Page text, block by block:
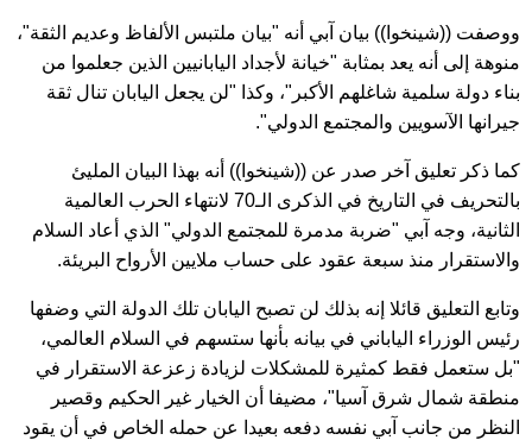
ووصفت ((شينخوا)) بيان آبي أنه "بيان ملتبس الألفاظ وعديم الثقة"،
منوهة إلى أنه يعد بمثابة "خيانة لأجداد اليابانيين الذين جعلموا من
بناء دولة سلمية شاغلهم الأكبر"، وكذا "لن يجعل اليابان تنال ثقة
جيرانها الآسويين والمجتمع الدولي".
كما ذكر تعليق آخر صدر عن ((شينخوا)) أنه بهذا البيان المليئ
بالتحريف في التاريخ في الذكرى الـ70 لانتهاء الحرب العالمية
الثانية، وجه آبي "ضربة مدمرة للمجتمع الدولي" الذي أعاد السلام
والاستقرار منذ سبعة عقود على حساب ملايين الأرواح البريئة.
وتابع التعليق قائلا إنه بذلك لن تصبح اليابان تلك الدولة التي وضفها
رئيس الوزراء الياباني في بيانه بأنها ستسهم في السلام العالمي،
"بل ستعمل فقط كمثيرة للمشكلات لزيادة زعزعة الاستقرار في
منطقة شمال شرق آسيا"، مضيفا أن الخيار غير الحكيم وقصير
النظر من جانب آبي نفسه دفعه بعيدا عن حمله الخاص في أن يقود